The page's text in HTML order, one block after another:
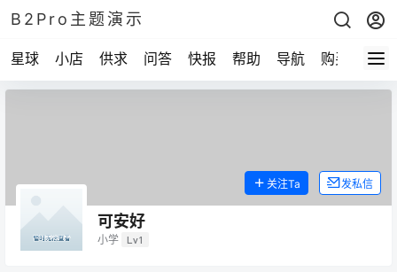
B2Pro主题演示
星球 小店 供求 问答 快报 帮助 导航 购买
可安好
小学 Lv1
关注Ta 发私信